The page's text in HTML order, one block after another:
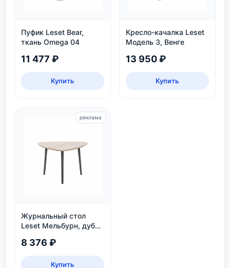
Пуфик Leset Bear,
ткань Omega 04
11 477 ₽
Купить
Кресло-качалка Leset
Модель 3, Венге
13 950 ₽
Купить
Журнальный стол
Leset Мельбурн, дуб
8 376 ₽
Купить
реклама